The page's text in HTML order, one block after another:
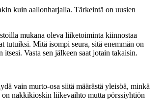
kuin aallonharjalla. Tärkeintä on uusien
mukana oleva liiketoiminta kiinnostaa
tutuiksi. Mitä isompi seura, sitä enemmän on
Vasta sen jälkeen saat jotain takaisin.
vain murto-osa siitä määrästä yleisöä, minkä
on nakkikioskin liikevaihto mutta pörssiyhtiön